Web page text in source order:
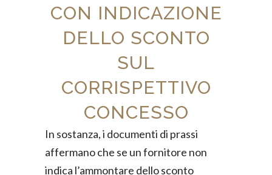
CON INDICAZIONE
DELLO SCONTO
SUL
CORRISPETTIVO
CONCESSO
In sostanza, i documenti di prassi
affermano che se un fornitore non
indica l’ammontare dello sconto